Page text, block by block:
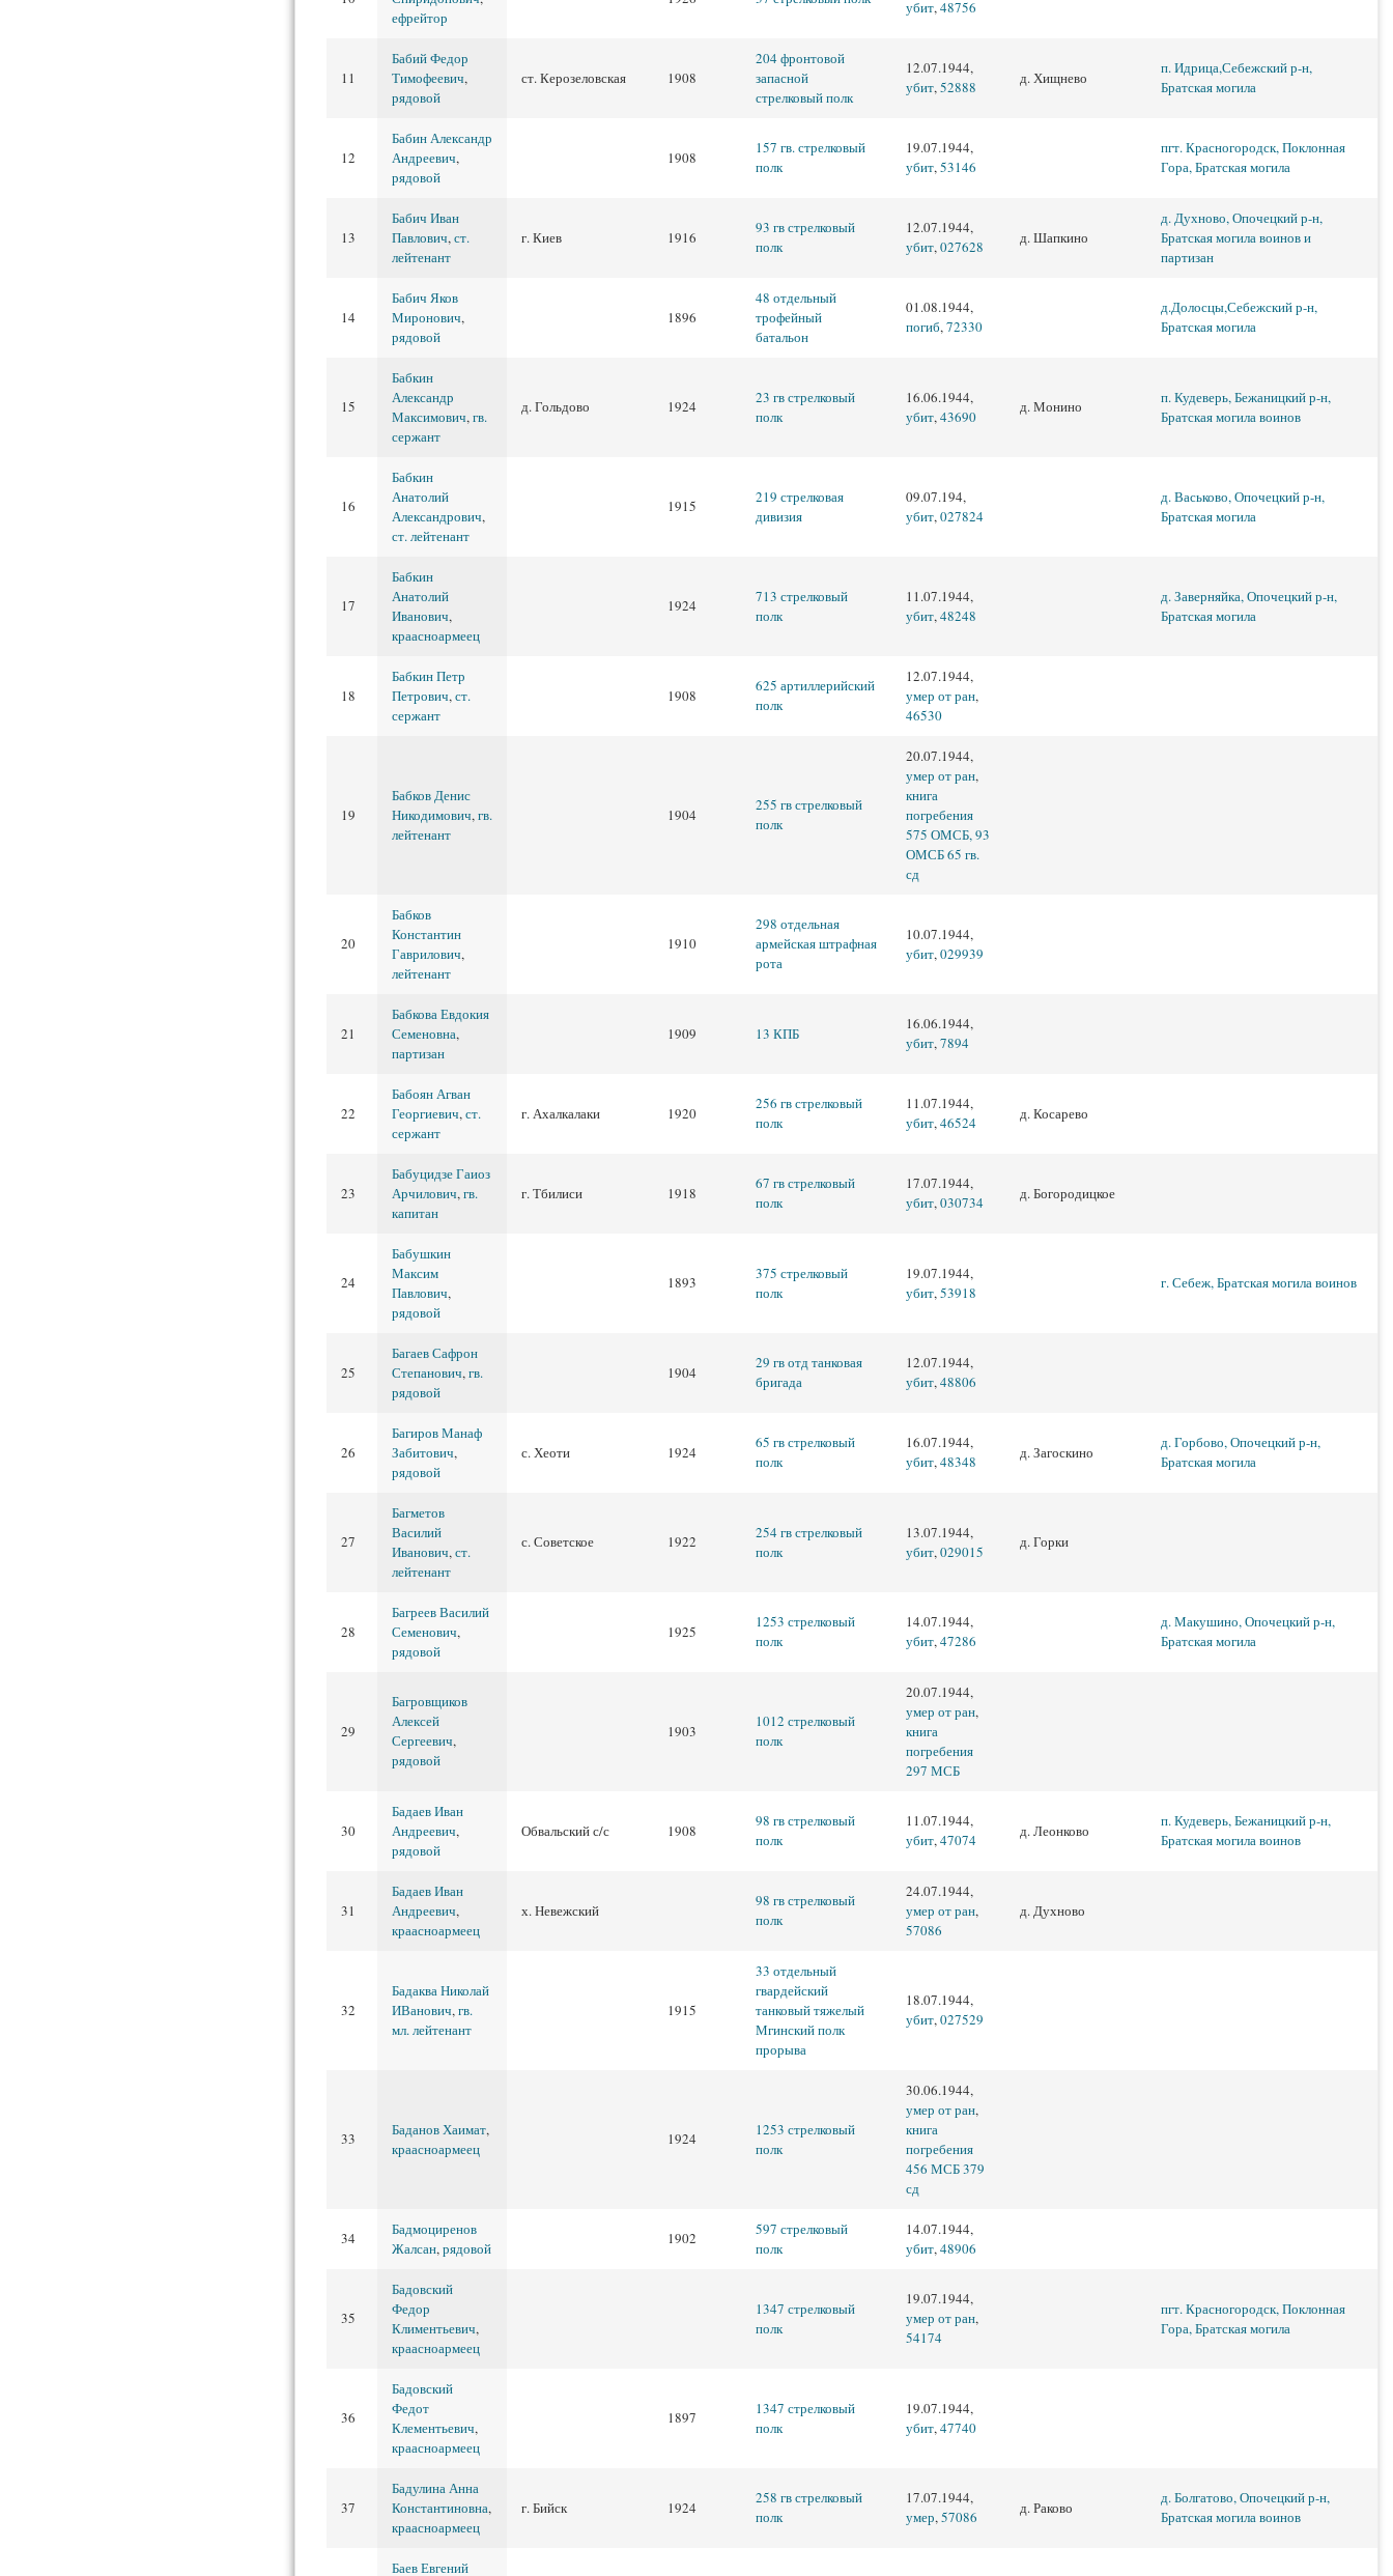
ефрейтор
убит,48756
11
Бабий Федор
Тимофеевич,
рядовой
ст. Керозеловская 1908
204 фронтовой
запасной
стрелковый полк
12.07.1944,
убит,52888 д. Хищнево
п. Идрица,Себежский р-н,
Братская могила
12
Бабин Александр
Андреевич,
рядовой
1908
157 гв. стрелковый
полк
19.07.1944,
убит,53146
пгт. Красногородск, Поклонная
Гора, Братская могила
13
Бабич Иван
Павлович,ст.
лейтенант
г. Киев 1916
93 гв стрелковый
полк
12.07.1944,
убит,027628 д. Шапкино
д. Духново, Опочецкий р-н,
Братская могила воинов и
партизан
14
Бабич Яков
Миронович,
рядовой
1896
48 отдельный
трофейный
батальон
01.08.1944,
погиб,72330
д.Долосцы,Себежский р-н,
Братская могила
15
Бабкин
Александр
Максимович,гв.
сержант
д. Гольдово 1924
23 гв стрелковый
полк
16.06.1944,
убит,43690
д. Монино
п. Кудеверь, Бежаницкий р-н,
Братская могила воинов
16
Бабкин
Анатолий
Александрович,
ст. лейтенант
1915
219 стрелковая
дивизия
09.07.194,
убит,027824
д. Васьково, Опочецкий р-н,
Братская могила
17
Бабкин
Анатолий
Иванович,
краасноармеец
1924
713 стрелковый
полк
11.07.1944,
убит,48248
д. Заверняйка, Опочецкий р-н,
Братская могила
18
Бабкин Петр
Петрович,ст.
сержант
1908
625 артиллерийский
полк
12.07.1944,
умер от ран,
46530
19
Бабков Денис
Никодимович,гв.
лейтенант
1904
255 гв стрелковый
полк
20.07.1944,
умер от ран,
книга
погребения
575 ОМСБ, 93
ОМСБ 65 гв.
сд
20
Бабков
Константин
Гаврилович,
лейтенант
1910
298 отдельная
армейская штрафная
рота
10.07.1944,
убит,029939
21
Бабкова Евдокия
Семеновна,
партизан
1909 13 КПБ
16.06.1944,
убит,7894
22
Бабоян Агван
Георгиевич,ст.
сержант
г. Ахалкалаки 1920
256 гв стрелковый
полк
11.07.1944,
убит,46524 д. Косарево
23
Бабуцидзе Гаиоз
Арчилович,гв.
капитан
г. Тбилиси 1918
67 гв стрелковый
полк
17.07.1944,
убит,030734 д. Богородицкое
24
Бабушкин
Максим
Павлович,
рядовой
1893
375 стрелковый
полк
19.07.1944,
убит,53918
г. Себеж, Братская могила воинов
25
Багаев Сафрон
Степанович,гв.
рядовой
1904
29 гв отд танковая
бригада
12.07.1944,
убит,48806
26
Багиров Манаф
Забитович,
рядовой
с. Хеоти 1924
65 гв стрелковый
полк
16.07.1944,
убит,48348 д. Загоскино
д. Горбово, Опочецкий р-н,
Братская могила
27
Багметов
Василий
Иванович,ст.
лейтенант
с. Советское 1922
254 гв стрелковый
полк
13.07.1944,
убит,029015
д. Горки
28
Багреев Василий
Семенович,
рядовой
1925
1253 стрелковый
полк
14.07.1944,
убит,47286
д. Макушино, Опочецкий р-н,
Братская могила
29
Багровщиков
Алексей
Сергеевич,
рядовой
1903
1012 стрелковый
полк
20.07.1944,
умер от ран,
книга
погребения
297 МСБ
30
Бадаев Иван
Андреевич,
рядовой
Обвальский с/с 1908
98 гв стрелковый
полк
11.07.1944,
убит,47074 д. Леонково
п. Кудеверь, Бежаницкий р-н,
Братская могила воинов
31
Бадаев Иван
Андреевич,
краасноармеец
х. Невежский
98 гв стрелковый
полк
24.07.1944,
умер от ран,
57086
д. Духново
32
Бадаква Николай
ИВанович,гв.
мл. лейтенант
1915
33 отдельный
гвардейский
танковый тяжелый
Мгинский полк
прорыва
18.07.1944,
убит,027529
33 Баданов Хаимат,
краасноармеец
1924
1253 стрелковый
полк
30.06.1944,
умер от ран,
книга
погребения
456 МСБ 379
сд
34
Бадмоциренов
Жалсан,рядовой
1902
597 стрелковый
полк
14.07.1944,
убит,48906
35
Бадовский
Федор
Климентьевич,
краасноармеец
1347 стрелковый
полк
19.07.1944,
умер от ран,
54174
пгт. Красногородск, Поклонная
Гора, Братская могила
36
Бадовский
Федот
Клементьевич,
краасноармеец
1897
1347 стрелковый
полк
19.07.1944,
убит,47740
37
Бадулина Анна
Константиновна,
краасноармеец
г. Бийск 1924
258 гв стрелковый
полк
17.07.1944,
умер,57086 д. Раково
д. Болгатово, Опочецкий р-н,
Братская могила воинов
Баев Евгений